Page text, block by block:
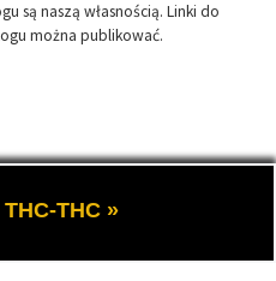
są naszą własnością. Linki do
można publikować.
prawa zastrzeżone
RSO w medycynie.
THC »